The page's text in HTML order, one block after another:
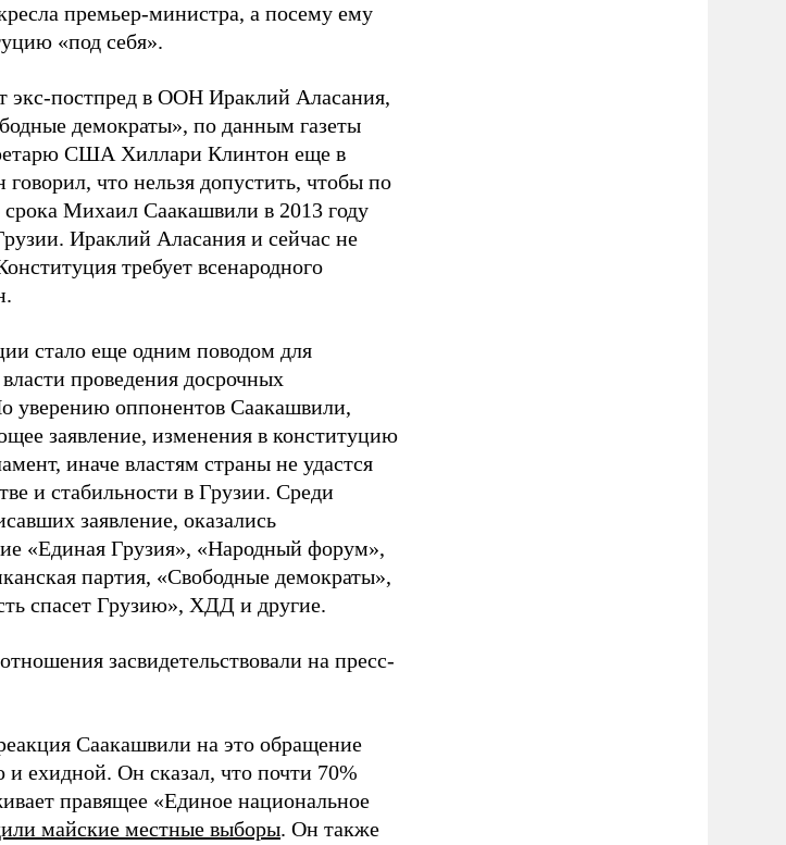
премьер-министра, а посему ему
«под себя».
экс-постпред в ООН Ираклий Аласания,
демократы», по данным газеты
США Хиллари Клинтон еще в
что нельзя допустить, чтобы по
срока Михаил Саакашвили в 2013 году
Ираклий Аласания и сейчас не
требует всенародного
стало еще одним поводом для
проведения досрочных
уверению оппонентов Саакашвили,
заявление, изменения в конституцию
иначе властям страны не удастся
и стабильности в Грузии. Среди
заявление, оказались
«Единая Грузия», «Народный форум»,
партия, «Свободные демократы»,
спасет Грузию», ХДД и другие.
засвидетельствовали на пресс-
Саакашвили на это обращение
и ехидной. Он сказал, что почти 70%
правящее «Единое национальное
майские местные выборы. Он также